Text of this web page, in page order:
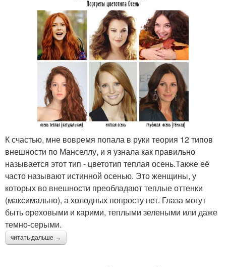
К счастью, мне вовремя попала в руки теория 12 типов
внешности по Манселлу, и я узнала как правильно
называется этот тип - цветотип теплая осень.Также её
часто называют истинной осенью. Это женщины, у
которых во внешности преобладают теплые оттенки
(максимально), а холодных попросту нет. Глаза могут
быть ореховыми и карими, теплыми зелеными или даже
темно-серыми.
читать дальше →